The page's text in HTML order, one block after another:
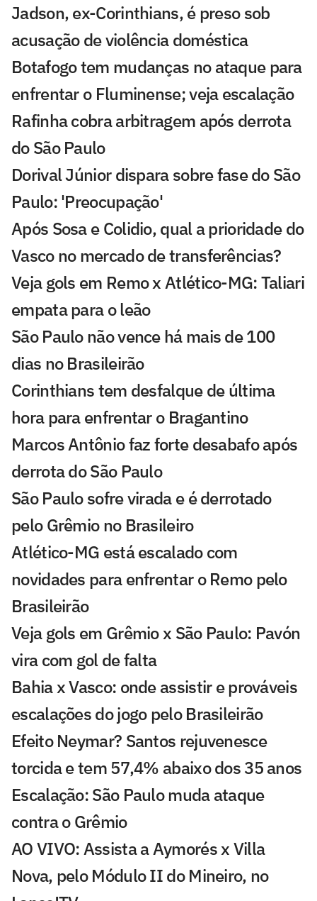
Jadson, ex-Corinthians, é preso sob
acusação de violência doméstica
Botafogo tem mudanças no ataque para
enfrentar o Fluminense; veja escalação
Rafinha cobra arbitragem após derrota
do São Paulo
Dorival Júnior dispara sobre fase do São
Paulo: 'Preocupação'
Após Sosa e Colidio, qual a prioridade do
Vasco no mercado de transferências?
Veja gols em Remo x Atlético-MG: Taliari
empata para o leão
São Paulo não vence há mais de 100
dias no Brasileirão
Corinthians tem desfalque de última
hora para enfrentar o Bragantino
Marcos Antônio faz forte desabafo após
derrota do São Paulo
São Paulo sofre virada e é derrotado
pelo Grêmio no Brasileiro
Atlético-MG está escalado com
novidades para enfrentar o Remo pelo
Brasileirão
Veja gols em Grêmio x São Paulo: Pavón
vira com gol de falta
Bahia x Vasco: onde assistir e prováveis
escalações do jogo pelo Brasileirão
Efeito Neymar? Santos rejuvenesce
torcida e tem 57,4% abaixo dos 35 anos
Escalação: São Paulo muda ataque
contra o Grêmio
AO VIVO: Assista a Aymorés x Villa
Nova, pelo Módulo II do Mineiro, no